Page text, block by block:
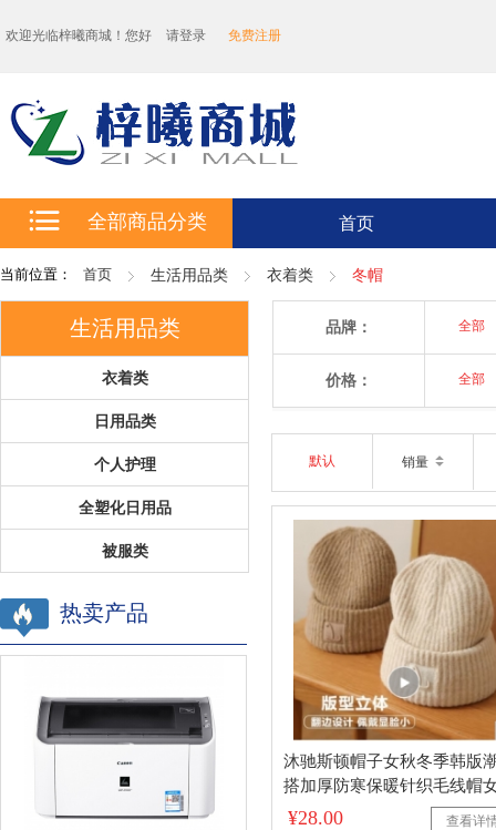
欢迎光临梓曦商城！您好 请登录 免费注册
全部商品分类 首页
当前位置： 首页 生活用品类 衣着类 冬帽
生活用品类
衣着类
日用品类
个人护理
全塑化日用品
被服类
热卖产品
品牌： 全部
价格： 全部
默认 销量
沐驰斯顿帽子女秋冬季韩版
搭加厚防寒保暖针织毛线帽
行棉帽堆堆帽 米白色 均码
¥28.00 查看详